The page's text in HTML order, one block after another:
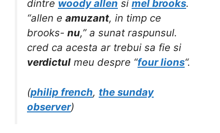
dintre woody allen si mel brooks.
“allen e amuzant, in timp ce
brooks- nu,” a sunat raspunsul.
cred ca acesta ar trebui sa fie si
verdictul meu despre “four lions“.
(philip french, the sunday
observer)